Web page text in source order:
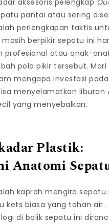
aksesoris pelengkap
pantai atau sering
perlengkapan taktis
masih berpikir sepatu ini
profesional atau anak-
pola pikir tersebut. Mari
mengapa investasi
menyelamatkan liburan
yang menyebalkan.
Plastik:
Anatomi
kaprah mengira sepatu
kets biasa yang tahan air.
di balik sepatu ini